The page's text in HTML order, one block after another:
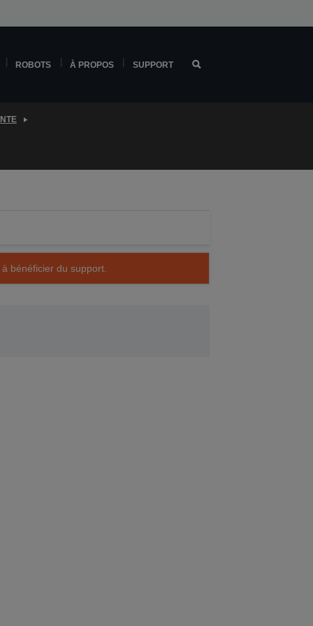
ROBOTS À PROPOS SUPPORT
bénéficier du support.